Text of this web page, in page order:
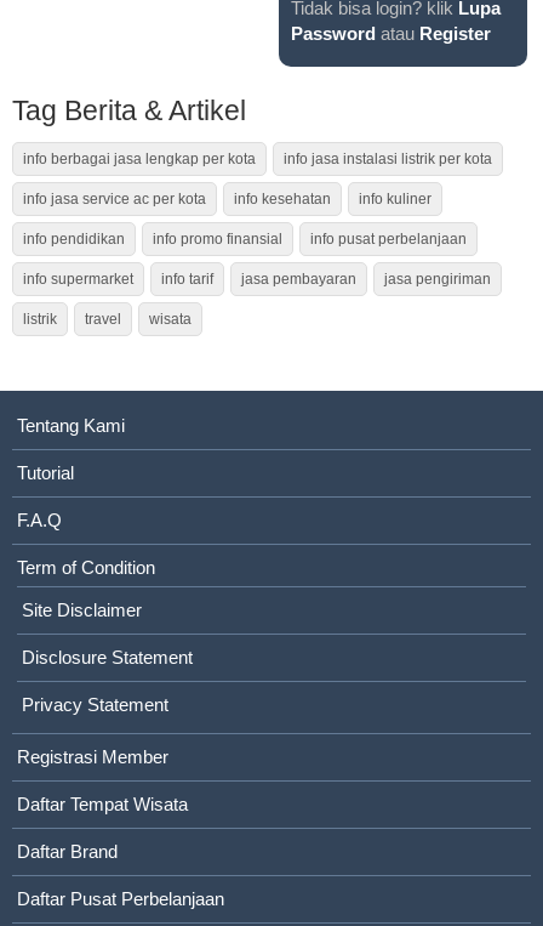
Tidak bisa login? klik Lupa
Password atau Register
Tag Berita & Artikel
info berbagai jasa lengkap per kota info jasa instalasi listrik per kota
info jasa service ac per kota info kesehatan info kuliner
info pendidikan info promo finansial info pusat perbelanjaan
info supermarket info tarif jasa pembayaran jasa pengiriman
listrik travel wisata
Tentang Kami
Tutorial
F.A.Q
Term of Condition
Site Disclaimer
Disclosure Statement
Privacy Statement
Registrasi Member
Daftar Tempat Wisata
Daftar Brand
Daftar Pusat Perbelanjaan